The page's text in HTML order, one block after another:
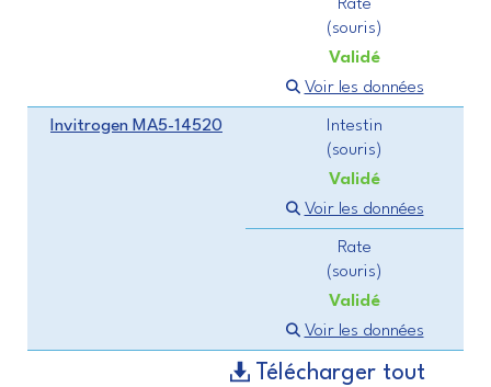
Rate
(souris)
Validé
Voir les données
Invitrogen MA5-14520
Intestin
(souris)
Validé
Voir les données
Rate
(souris)
Validé
Voir les données
Télécharger tout